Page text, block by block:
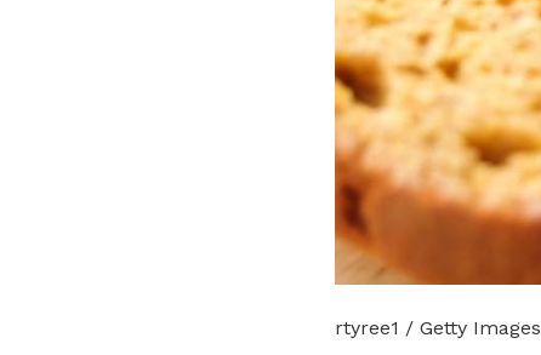
rtyree1 / Getty Images